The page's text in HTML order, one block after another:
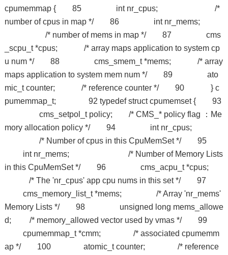
cpumemmap { 85 int nr_cpus; /*
number of cpus in map */ 86 int nr_mems;
/* number of mems in map */ 87 cms
_scpu_t *cpus; /* array maps application to system cp
u num */ 88 cms_smem_t *mems; /* array
maps application to system mem num */ 89 ato
mic_t counter; /* reference counter */ 90 } c
pumemmap_t; 92 typedef struct cpumemset { 93
cms_setpol_t policy; /* CMS_* policy flag ：Me
mory allocation policy */ 94 int nr_cpus;
/* Number of cpus in this CpuMemSet */ 95
int nr_mems; /* Number of Memory Lists
in this CpuMemSet */ 96 cms_acpu_t *cpus;
/* The 'nr_cpus' app cpu nums in this set */ 97
cms_memory_list_t *mems; /* Array 'nr_mems'
Memory Lists */ 98 unsigned long mems_allowe
d; /* memory_allowed vector used by vmas */ 99
cpumemmap_t *cmm; /* associated cpumemm
ap */ 100 atomic_t counter; /* reference